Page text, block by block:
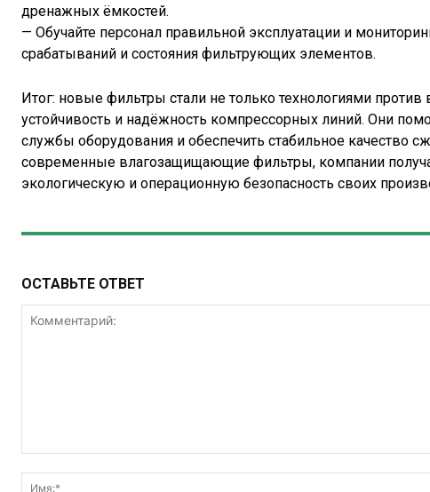
дренажных ёмкостей.
— Обучайте персонал правильной эксплуатации и
срабатываний и состояния фильтрующих элементов.
Итог: новые фильтры стали не только технологиями
устойчивость и надёжность компрессорных линий. Они
службы оборудования и обеспечить стабильное качество
современные влагозащищающие фильтры, компании
экологическую и операционную безопасность своих
ОСТАВЬТЕ ОТВЕТ